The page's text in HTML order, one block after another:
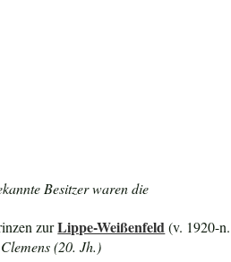
Besitzer waren die
zurLippe-Weißenfeld (v. 1920-
(20. Jh.)